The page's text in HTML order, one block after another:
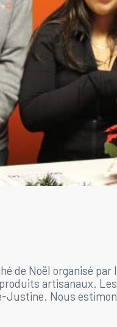
de Noël organisé par
artisanaux.
Justine. Nous